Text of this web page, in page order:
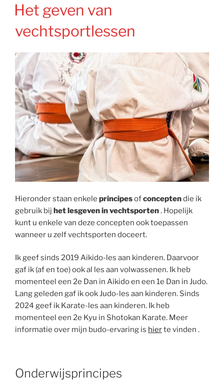
en
nadelen
van
Aikido
ten
opzichte
van
andere
vechtsporten?”
Het geven van
vechtsportlessen
Hieronder staan ​​enkele principesofconceptendie ik
gebruik bij het lesgeven in vechtsporten. Hopelijk
kunt u enkele van deze concepten ook toepassen
wanneer u zelf vechtsporten doceert.
Ik geef sinds 2019 Aikido-les aan kinderen. Daarvoor
gaf ik (af en toe) ook al les aan volwassenen. Ik heb
momenteel een 2e Dan in Aikido en een 1e Dan in Judo.
Lang geleden gaf ik ook Judo-les aan kinderen. Sinds
2024 geef ik Karate-les aan kinderen. Ik heb
momenteel een 2e Kyu in Shotokan Karate. Meer
informatie over mijn budo-ervaring is hierte vinden .
Onderwijsprincipes